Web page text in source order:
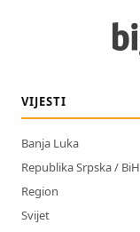
VIJESTI
Banja Luka
Republika Srpska / BiH
Region
Svijet